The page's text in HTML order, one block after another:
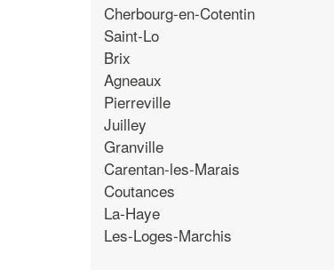
Cherbourg-en-Cotentin
Saint-Lo
Brix
Agneaux
Pierreville
Juilley
Granville
Carentan-les-Marais
Coutances
La-Haye
Les-Loges-Marchis